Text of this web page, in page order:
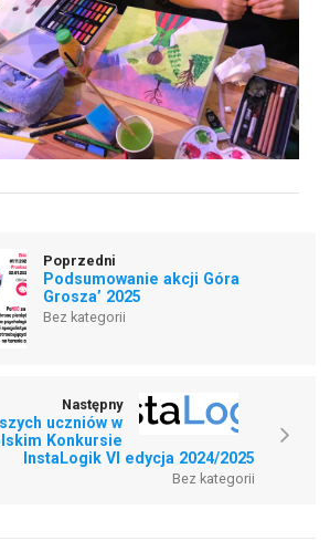
Poprzedni
Podsumowanie akcji Góra
Grosza’ 2025
Bez kategorii
Następny
uczniów w
Konkursie
InstaLogik VI edycja 2024/2025
Bez kategorii